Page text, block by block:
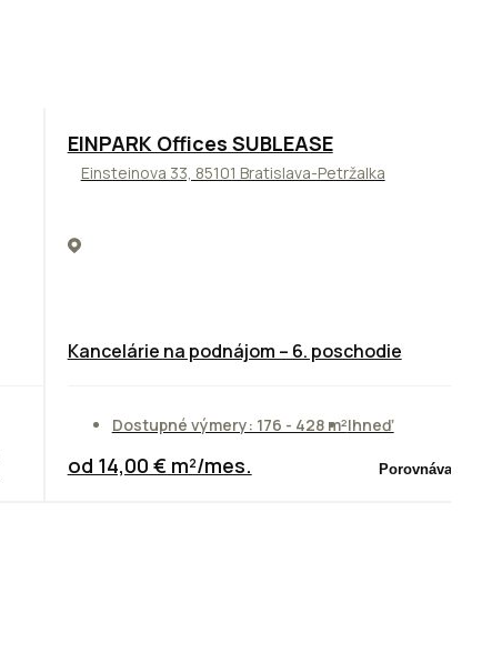
TOP ODPORÚČAME
EINPARK Offices SUBLEASE
Einsteinova 33, 85101 Bratislava-Petržalka
Kancelárie na podnájom – 6. poschodie
Dostupné výmery: 176 - 428 m²Ihneď
od 14,00 € m²/mes. Porovnávač